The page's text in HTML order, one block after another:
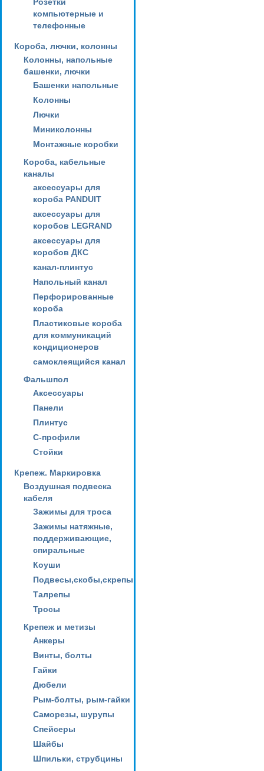
компьютерные и
телефонные
Короба, лючки, колонны
Колонны, напольные
башенки, лючки
Башенки напольные
Колонны
Лючки
Миниколонны
Монтажные коробки
Короба, кабельные
каналы
аксессуары для
короба PANDUIT
аксессуары для
коробов LEGRAND
аксессуары для
коробов ДКС
канал-плинтус
Напольный канал
Перфорированные
короба
Пластиковые короба
для коммуникаций
кондиционеров
самоклеящийся канал
Фальшпол
Аксессуары
Панели
Плинтус
С-профили
Стойки
Крепеж. Маркировка
Воздушная подвеска
кабеля
Зажимы для троса
Зажимы натяжные,
поддерживающие,
спиральные
Коуши
Подвесы,скобы,скрепы
Талрепы
Тросы
Крепеж и метизы
Анкеры
Винты, болты
Гайки
Дюбели
Рым-болты, рым-гайки
Саморезы, шурупы
Спейсеры
Шайбы
Шпильки, струбцины